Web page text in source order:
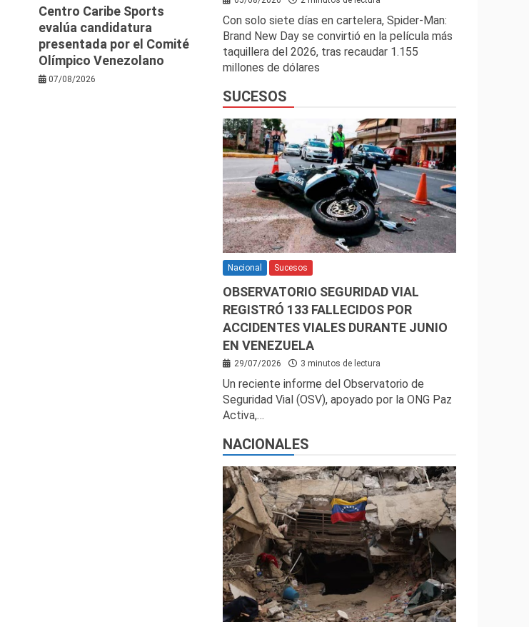
Centro Caribe Sports
evalúa candidatura
presentada por el Comité
Olímpico Venezolano
07/08/2026
Con solo siete días en cartelera, Spider-Man:
Brand New Day se convirtió en la película más
taquillera del 2026, tras recaudar 1.155
millones de dólares
SUCESOS
Nacional Sucesos
OBSERVATORIO SEGURIDAD VIAL
REGISTRÓ 133 FALLECIDOS POR
ACCIDENTES VIALES DURANTE JUNIO
EN VENEZUELA
29/07/2026 3 minutos de lectura
Un reciente informe del Observatorio de
Seguridad Vial (OSV), apoyado por la ONG Paz
Activa,…
NACIONALES